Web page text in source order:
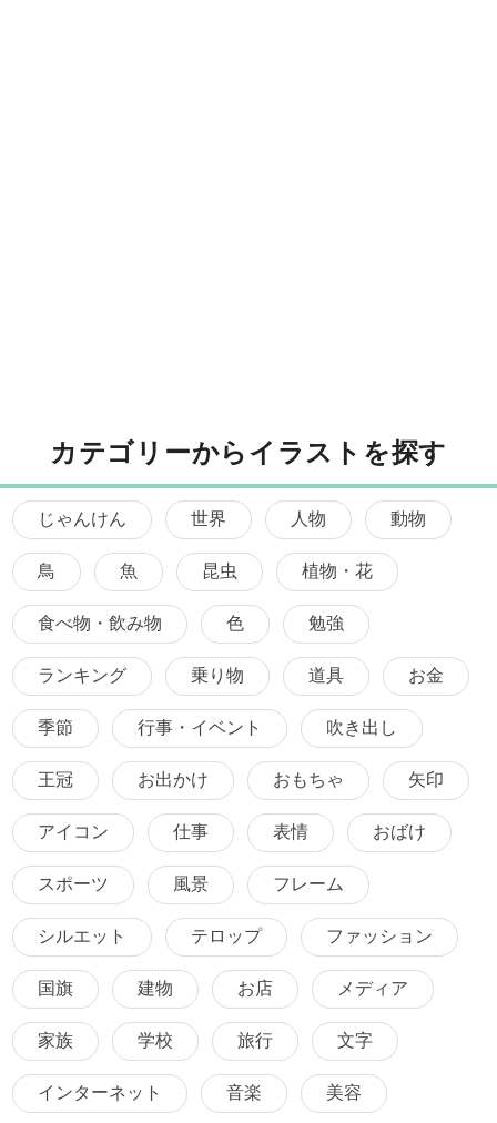
カテゴリーからイラストを探す
じゃんけん 世界 人物 動物
鳥 魚 昆虫 植物・花
食べ物・飲み物 色 勉強
ランキング 乗り物 道具 お金
季節 行事・イベント 吹き出し
王冠 お出かけ おもちゃ 矢印
アイコン 仕事 表情 おばけ
スポーツ 風景 フレーム
シルエット テロップ ファッション
国旗 建物 お店 メディア
家族 学校 旅行 文字
インターネット 音楽 美容